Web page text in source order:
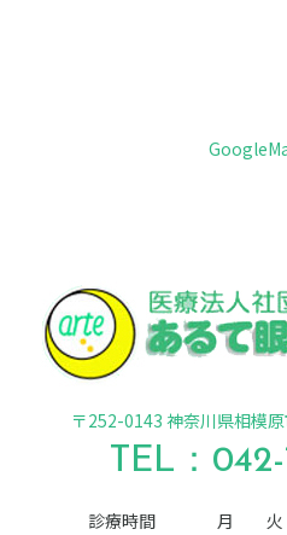
〒252-0143 神奈川県相模
TEL：
診療時間 月 火